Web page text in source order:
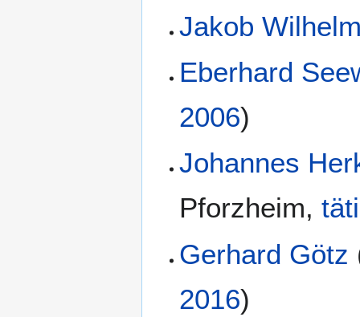
Jakob
Eberhard
2006)
Johannes
Pforzheim,
Gerhard Götz
2016)